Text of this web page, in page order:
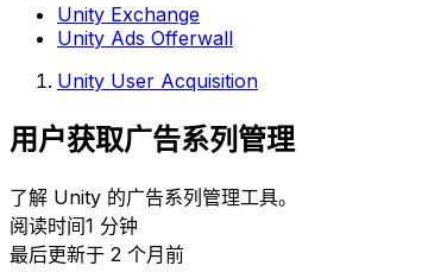
Unity Exchange
Unity Ads Offerwall
Unity User Acquisition
用户获取广告系列管理
了解 Unity 的广告系列管理工具。
阅读时间1 分钟
最后更新于 2 个月前